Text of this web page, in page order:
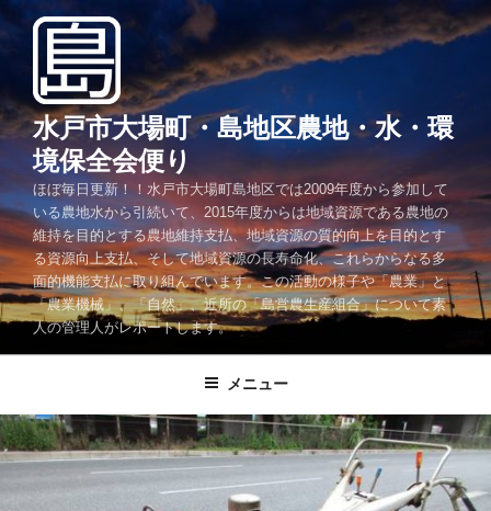
ン
ツ
へ
ス
キ
ッ
プ
水戸市大場町・島地区農地・水・環
境保全会便り
ほぼ毎日更新！！水戸市大場町島地区では2009年度から参加して
いる農地水から引続いて、2015年度からは地域資源である農地の
維持を目的とする農地維持支払、地域資源の質的向上を目的とす
る資源向上支払、そして地域資源の長寿命化、これらからなる多
面的機能支払に取り組んでいます。この活動の様子や「農業」と
「農業機械」、「自然」、近所の「島営農生産組合」について素
人の管理人がレポートします。
メニュー